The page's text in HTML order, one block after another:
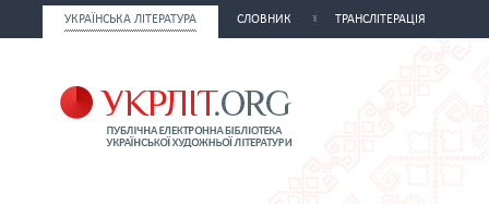
УКРАЇНСЬКА ЛІТЕРАТУРА СЛОВНИК ТРАНСЛІТЕРАЦІЯ